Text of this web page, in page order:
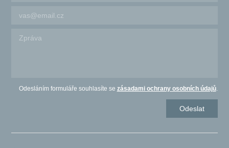
Odesláním formuláře souhlasíte se zásadami ochrany osobních údajů.